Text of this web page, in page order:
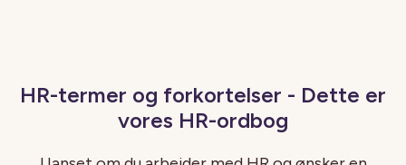
HR-termer og forkortelser - Dette er
vores HR-ordbog